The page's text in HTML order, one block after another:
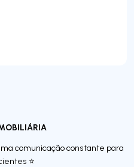
comunicação constante para
⭐